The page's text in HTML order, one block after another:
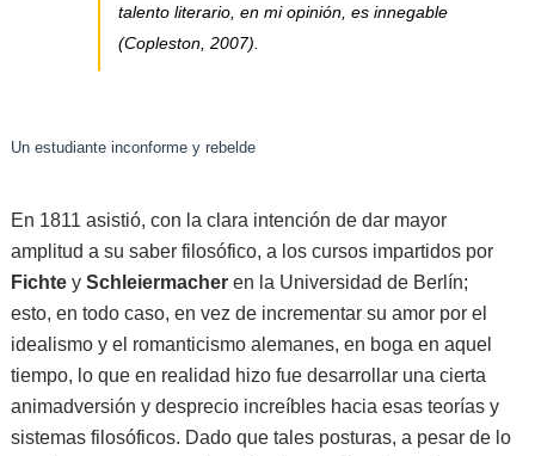
talento literario, en mi opinión, es innegable
(Copleston, 2007).
Un estudiante inconforme y rebelde
En 1811 asistió, con la clara intención de dar mayor
amplitud a su saber filosófico, a los cursos impartidos por
Fichtey Schleiermacheren la Universidad de Berlín;
esto, en todo caso, en vez de incrementar su amor por el
idealismo y el romanticismo alemanes, en boga en aquel
tiempo, lo que en realidad hizo fue desarrollar una cierta
animadversión y desprecio increíbles hacia esas teorías y
sistemas filosóficos. Dado que tales posturas, a pesar de lo